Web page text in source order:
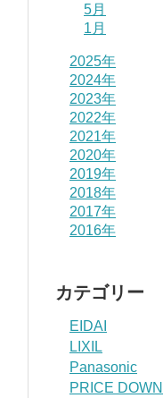
5月
1月
2025年
2024年
2023年
2022年
2021年
2020年
2019年
2018年
2017年
2016年
カテゴリー
EIDAI
LIXIL
Panasonic
PRICE DOWN